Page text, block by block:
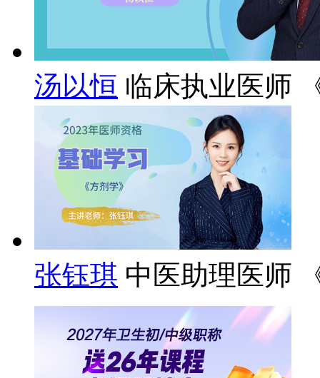
汤以恒 临床执业医师
张钰琪 中医助理医师